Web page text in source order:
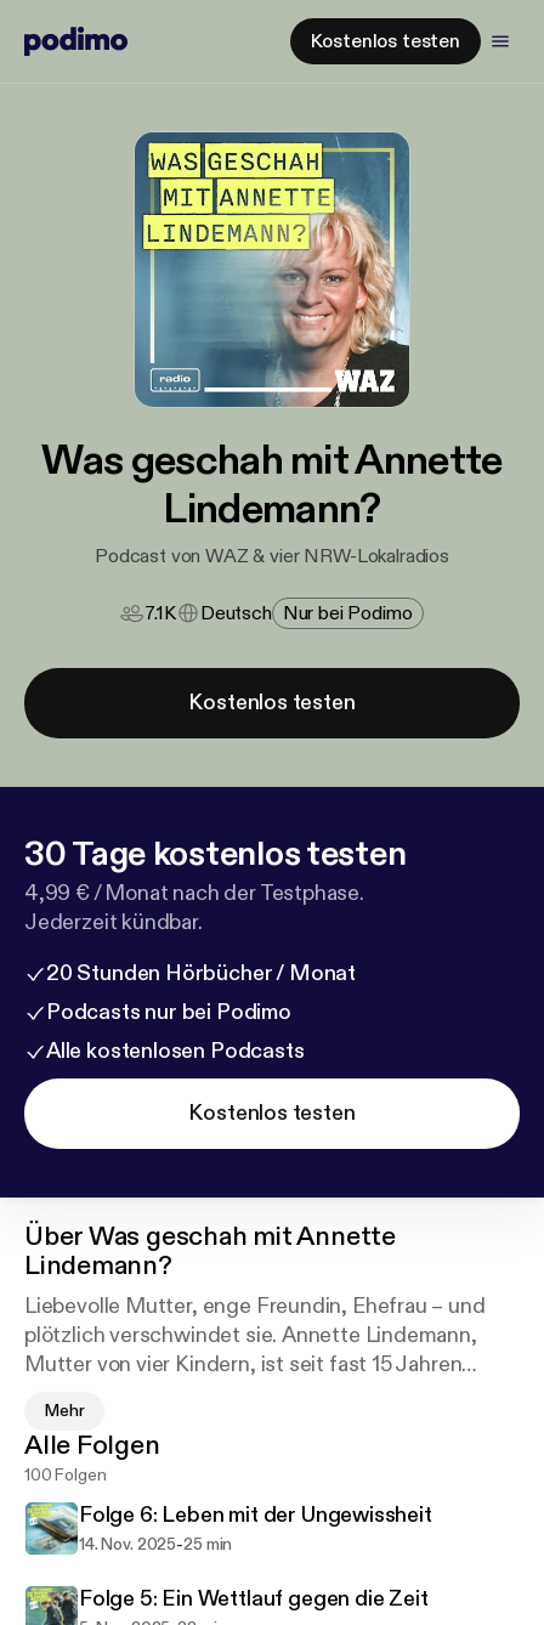
Kostenlos testen
Was geschah mit Annette
Lindemann?
Podcast von WAZ & vier NRW-Lokalradios
7.1K Deutsch Nur bei Podimo
Kostenlos testen
30 Tage kostenlos testen
4,99 € / Monat nach der Testphase.
Jederzeit kündbar.
20 Stunden Hörbücher / Monat
Podcasts nur bei Podimo
Alle kostenlosen Podcasts
Kostenlos testen
ÜberWas geschah mit Annette
Lindemann?
Liebevolle Mutter, enge Freundin, Ehefrau – und
plötzlich verschwindet sie. Annette Lindemann,
Mutter von vier Kindern, ist seit fast 15 Jahren
niemand spricht? Dass eine Frau scheinbar
vergessen wird? Je tiefer wir graben, desto dunkler
wird das Bild.
Wir sprechen mit Freundinnen, die sie bis heute
lassen, und der Polizei, die uns Einblicke in die
Mehr
Alle Folgen
100 Folgen
Folge 6: Leben mit der Ungewissheit
14. Nov. 2025-25 min
Folge 5: Ein Wettlauf gegen die Zeit